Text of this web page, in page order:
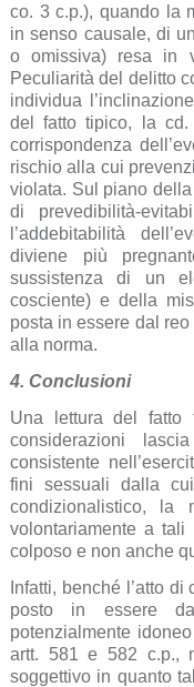
co. 3 c.p.), quando la
in senso causale, di
o omissiva) resa in
Peculiarità del delitto
individua
del fatto tipico, la
corrispondenza
rischio alla cui
violata. Sul piano
di prevedibilità-
l’addebitabilità
diviene più
sussistenza di un
cosciente) e della
posta in essere dal
alla norma.
4. Conclusioni
Una lettura del fatto
considerazioni
consistente
fini sessuali dalla
condizionalistico, la
volontariamente a
colposo e non anche
Infatti, benché l’atto
posto in essere
potenzialmente
artt. 581 e 582 c.p.,
soggettivo in quanto